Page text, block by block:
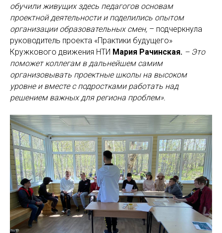
обучили живущих здесь педагогов основам
проектной деятельности и поделились опытом
организации образовательных смен, – подчеркнула
руководитель проекта «Практики будущего»
Кружкового движения НТИ Мария Рачинская. – Это
поможет коллегам в дальнейшем самим
организовывать проектные школы на высоком
уровне и вместе с подростками работать над
решением важных для региона проблем».